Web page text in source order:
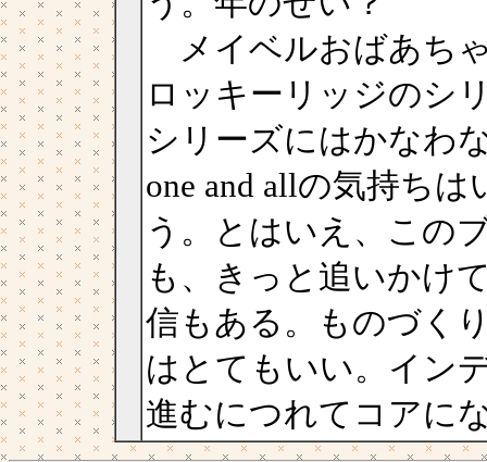
メイベルおばあち
ロッキーリッジのシ
シリーズにはかなわ
one and allの気持ち
う。とはいえ、この
も、きっと追いかけ
信もある。ものづく
はとてもいい。イン
進むにつれてコアに